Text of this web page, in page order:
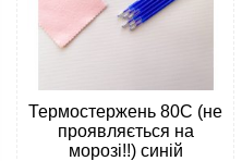
Термостержень 80С (не
проявляється на
морозі!!) синій